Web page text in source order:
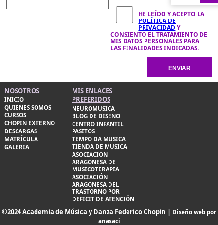
HE LEÍDO Y ACEPTO LA
POLÍTICA DE
PRIVACIDADY
CONSIENTO EL TRATAMIENTO DE
MIS DATOS PERSONALES PARA
LAS FINALIDADES INDICADAS.
NOSOTROS
INICIO
QUIENES SOMOS
CURSOS
CHOPIN EXTERNO
DESCARGAS
MATRÍCULA
GALERIA
MIS ENLACES
PREFERIDOS
NEUROMUSICA
BLOG DE DISEÑO
CENTRO INFANTIL
PASITOS
TEMPO DA MUSICA
TIENDA DE MUSICA
ASOCIACION
ARAGONESA DE
MUSICOTERAPIA
ASOCIACIÓN
ARAGONESA DEL
TRASTORNO POR
DEFICIT DE ATENCIÓN
©2024 Academia de Música y Danza Federico Chopin | Diseño web por
anasaci